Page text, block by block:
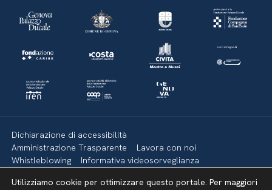
Dichiarazione di accessibilità
Amministrazione Trasparente
Lavora con noi
Whistleblowing
Informativa videosorveglianza
Mappa del sito
Utilizziamo cookie per ottimizzare questo portale. Per maggiori